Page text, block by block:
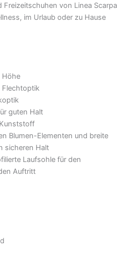
Freizeitschuhen von Linea Scarpa
im Urlaub oder zu Hause
Höhe
Flechtoptik
guten Halt
Blumen-Elementen und breite
sicheren Halt
Laufsohle für den
Auftritt